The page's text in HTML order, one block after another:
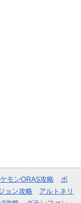
モンORAS攻略
ポ
ョン攻略
アルトネリ